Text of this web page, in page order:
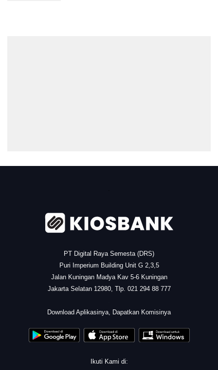
PT Digital Raya Semesta (DRS)
Puri Imperium Building Unit G 2,3,5
Jalan Kuningan Madya Kav 5-6 Kuningan
Jakarta Selatan 12980, Tlp. 021 294 88 777
Download Aplikasinya, Dapatkan Komisinya
Ikuti Kami di: